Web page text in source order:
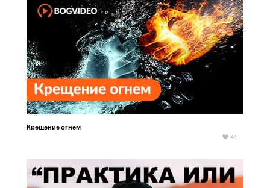
Крещение огнем
41